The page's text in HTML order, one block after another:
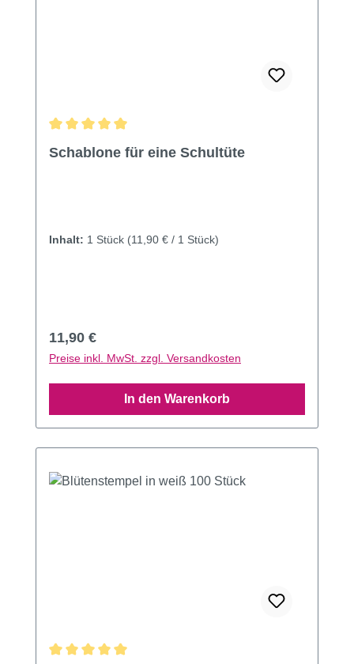
Schablone für eine Schultüte
Inhalt: 1 Stück (11,90 € / 1 Stück)
Regulärer Preis:
11,90 €
Preise inkl. MwSt. zzgl. Versandkosten
In den Warenkorb